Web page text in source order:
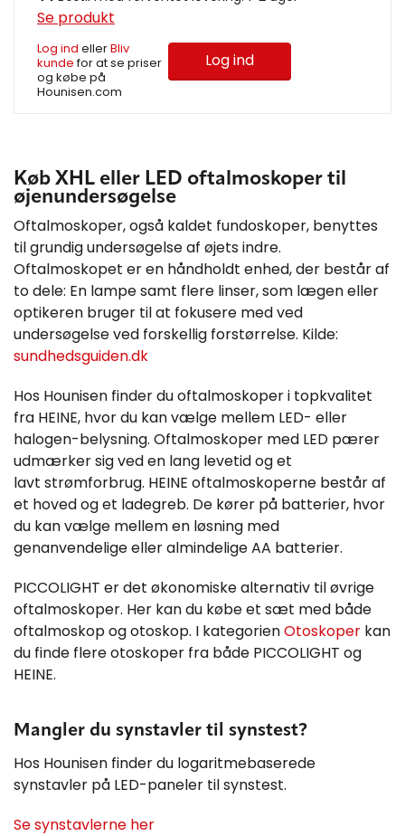
Se produkt
Log ind ellerBliv
kundefor at se priser
og købe på
Hounisen.com
Log ind
Køb XHL eller LED oftalmoskoper til
øjenundersøgelse
Oftalmoskoper, også kaldet fundoskoper, benyttes
til grundig undersøgelse af øjets indre.
Oftalmoskopet er en håndholdt enhed, der består af
to dele: En lampe samt flere linser, som lægen eller
optikeren bruger til at fokusere med ved
undersøgelse ved forskellig forstørrelse. Kilde:
sundhedsguiden.dk
Hos Hounisen finder du oftalmoskoper i topkvalitet
fra HEINE, hvor du kan vælge mellem LED- eller
halogen-belysning. Oftalmoskoper med LED pærer
udmærker sig ved en lang levetid og et
lavt strømforbrug. HEINE oftalmoskoperne består af
et hoved og et ladegreb. De kører på batterier, hvor
du kan vælge mellem en løsning med
genanvendelige eller almindelige AA batterier.
PICCOLIGHT er det økonomiske alternativ til øvrige
oftalmoskoper. Her kan du købe et sæt med både
oftalmoskop og otoskop. I kategorienOtoskoper kan
du finde flere otoskoper fra både PICCOLIGHT og
HEINE.
Mangler du synstavler til synstest?
Hos Hounisen finder du logaritmebaserede
synstavler på LED-paneler til synstest.
Se synstavlerne her